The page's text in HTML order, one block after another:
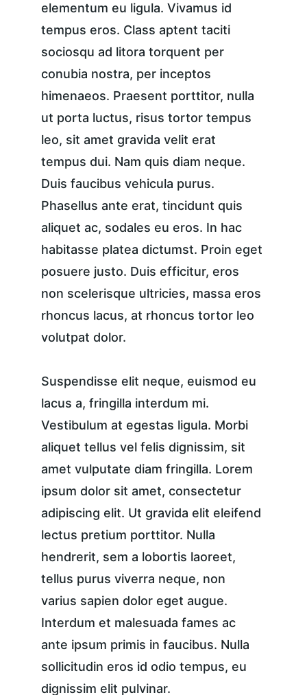
elementum eu ligula. Vivamus id
tempus eros. Class aptent taciti
sociosqu ad litora torquent per
conubia nostra, per inceptos
himenaeos. Praesent porttitor, nulla
ut porta luctus, risus tortor tempus
leo, sit amet gravida velit erat
tempus dui. Nam quis diam neque.
Duis faucibus vehicula purus.
Phasellus ante erat, tincidunt quis
aliquet ac, sodales eu eros. In hac
habitasse platea dictumst. Proin eget
posuere justo. Duis efficitur, eros
non scelerisque ultricies, massa eros
rhoncus lacus, at rhoncus tortor leo
volutpat dolor.
Suspendisse elit neque, euismod eu
lacus a, fringilla interdum mi.
Vestibulum at egestas ligula. Morbi
aliquet tellus vel felis dignissim, sit
amet vulputate diam fringilla. Lorem
ipsum dolor sit amet, consectetur
adipiscing elit. Ut gravida elit eleifend
lectus pretium porttitor. Nulla
hendrerit, sem a lobortis laoreet,
tellus purus viverra neque, non
varius sapien dolor eget augue.
Interdum et malesuada fames ac
ante ipsum primis in faucibus. Nulla
sollicitudin eros id odio tempus, eu
dignissim elit pulvinar.